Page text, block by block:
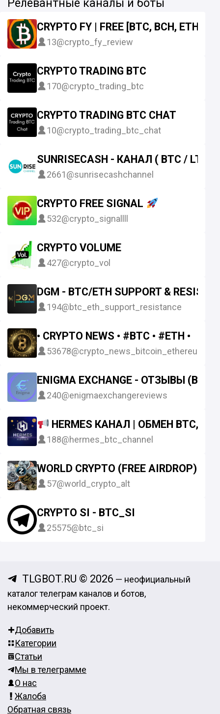
Релевантные каналы и боты
CRYPTO FY | FREE [BTC, BCH, ETH]
13@crypto_fy_review
CRYPTO TRADING BTC
170@crypto_trading_btc
CRYPTO TRADING BTC CHAT
10@crypto_trading_btc_chat
SUNRISECASH - КАНАЛ ( BTC / LTC /
2661@sunrisecashchannel
CRYPTO FREE SIGNAL
532@crypto_signallll
CRYPTO VOLUME
427@crypto_vol
DGM - BTC/ETH SUPPORT &
194@btc_eth_support_resistance
• CRYPTO NEWS • #BTC • #ETH •
53678@crypto_news_bitcoin_ethereum
ENIGMA EXCHANGE - ОТЗЫВЫ (BTC/
240@enigmaexchangereviews
HERMES КАНАЛ | ОБМЕН BTC,
188@hermes_btc_channel
WORLD CRYPTO (FREE AIRDROP)
57@world_crypto_alt
CRYPTO SI - BTC_SI
25575@btc_si
TLGBOT.RU © 2026 — неофициальный
каталог телеграм каналов и ботов,
некоммерческий проект.
Добавить
Категории
Статьи
Мы в телеграмме
О нас
Жалоба
Обратная связь